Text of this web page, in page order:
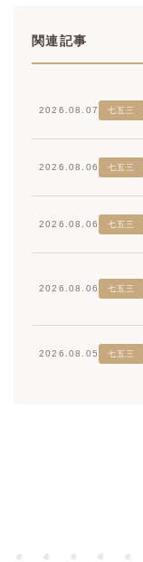
関連記事
2026.08.07 七五三
2026.08.06 七五三
2026.08.06 七五三
2026.08.06 七五三
2026.08.05 七五三